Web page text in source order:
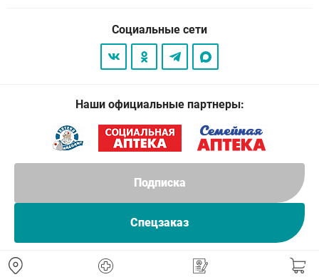
Подписка
Спецзаказ
Социальные сети
Наши официальные партнеры: